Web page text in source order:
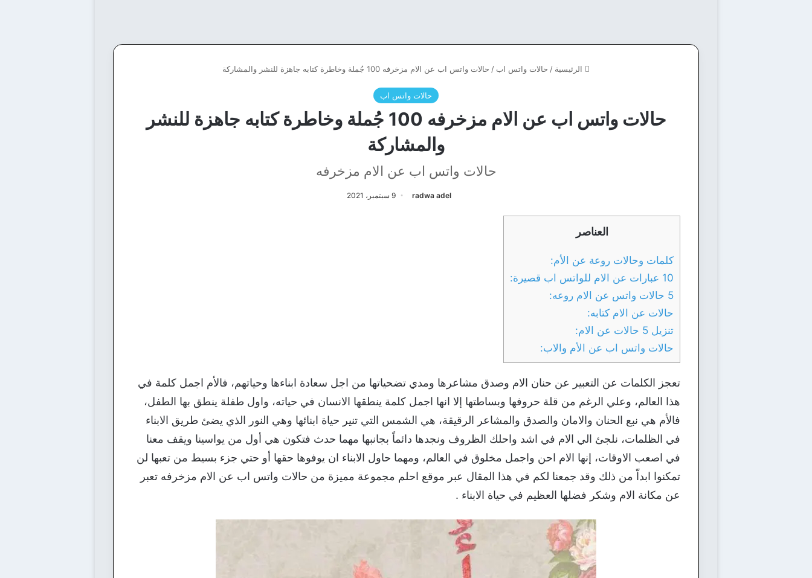
الرئيسية / حالات واتس اب / حالات واتس اب عن الام مزخرفه 100 جُملة وخاطرة كتابه جاهزة للنشر والمشاركة
حالات واتس اب
حالات واتس اب عن الام مزخرفه 100 جُملة وخاطرة كتابه جاهزة للنشر
والمشاركة
حالات واتس اب عن الام مزخرفه
radwa adel 9 سبتمبر، 2021
العناصر
كلمات وحالات روعة عن الأم:
10 عبارات عن الام للواتس اب قصيرة:
5 حالات واتس عن الام روعه:
حالات عن الام كتابه:
تنزيل 5 حالات عن الام:
حالات واتس اب عن الأم والاب:
تعجز الكلمات عن التعبير عن حنان الام وصدق مشاعرها ومدي تضحياتها من اجل سعادة ابناءها وحياتهم، فالأم اجمل كلمة في
هذا العالم، وعلي الرغم من قلة حروفها وبساطتها إلا انها اجمل كلمة ينطقها الانسان في حياته، واول طفلة ينطق بها الطفل،
فالأم هي نبع الحنان والامان والصدق والمشاعر الرقيقة، هي الشمس التي تنير حياة ابنائها وهي النور الذي يضئ طريق الابناء
في الظلمات، نلجئ الي الام في اشد واحلك الظروف ونجدها دائماً بجانبها مهما حدث فتكون هي أول من يواسينا ويقف معنا
في اصعب الاوقات، إنها الام احن واجمل مخلوق في العالم، ومهما حاول الابناء ان يوفوها حقها أو حتي جزء بسيط من تعبها لن
تمكنوا ابداّ من ذلك وقد جمعنا لكم في هذا المقال عبر موقع احلم مجموعة مميزة من حالات واتس اب عن الام مزخرفه تعبر
عن مكانة الام وشكر فضلها العظيم في حياة الابناء .